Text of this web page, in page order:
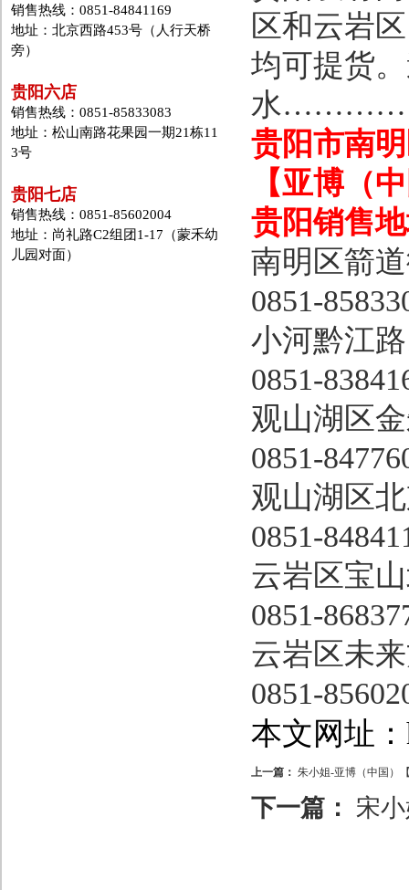
销售热线：0851-84841169
地址：北京西路453号（人行天桥
旁）
贵阳六店
销售热线：0851-85833083
地址：松山南路花果园一期21栋11
3号
贵阳七店
销售热线：0851-85602004
地址：尚礼路C2组团1-17（蒙禾幼
儿园对面）
区和云岩
均可提货
水…………
贵阳市南
【亚博（
贵阳销售
南明区箭
0851-
小河黔江
0851-
观山湖区
0851-
观山湖区
0851-
云岩区宝
0851-
云岩区未
0851-
本文网址：
上一篇： 朱小姐-亚博（中国）
下一篇： 宋